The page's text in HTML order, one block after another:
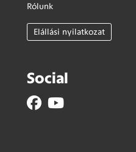
Rólunk
Elállási nyilatkozat
Social